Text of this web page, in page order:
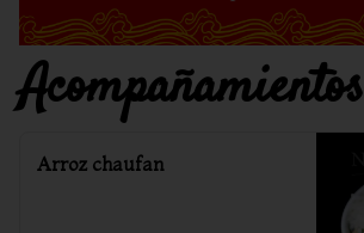
Acompañamientos
Arroz chaufan